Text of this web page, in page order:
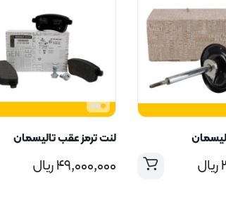
ریال
لنت ترمز عقب تالیسمان
۴۹,۰۰۰,۰۰۰ریال